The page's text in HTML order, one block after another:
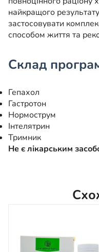
найкращого
застосовувати
способом життя та
Склад
Гепахол
Гастротон
Нормострум
Інтелятрин
Тримник
Не є лікарським